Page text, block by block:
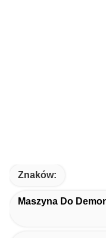
Znaków:
Maszyna Do